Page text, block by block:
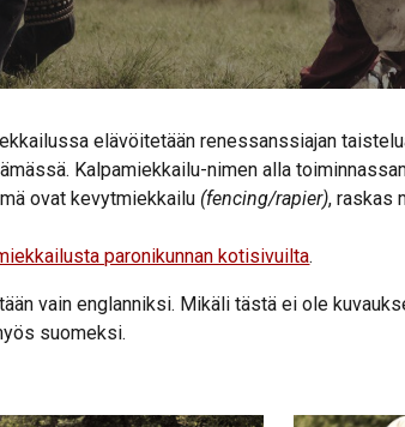
elävöitetään renessanssiajan
Kalpamiekkailu-nimen alla
ovat kevytmiekkailu (fencing/rapier), raskas
paronikunnan kotisivuilta.
vain englanniksi. Mikäli tästä ei ole
suomeksi.